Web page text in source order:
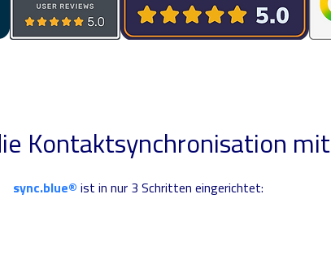
Kontaktsynchronisation mit
sync.blue® ist in nur 3 Schritten eingerichtet: